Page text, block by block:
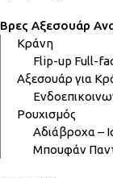
Βρες Αξεσουάρ
Κράνη
Flip-up Full-
Αξεσουάρ για
Ρουχισμός
Αδιάβροχα –
Μπουφάν